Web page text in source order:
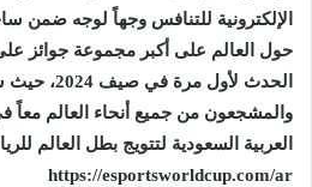
الإلكترونية للتنافس وجهاً لوجه ضمن
حول العالم على أكبر مجموعة جوائز
الحدث لأول
والمشجعون من جميع أنحاء العالم معاً
العربية السعودية لتتويج بطل العالم
https://esportsworldcup.com/ar